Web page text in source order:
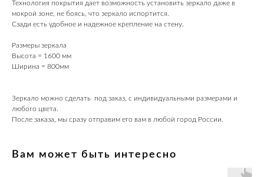
Технология покрытия дает возможность установить зеркало даже в
мокрой зоне, не боясь, что зеркало испортится.
Сзади есть удобное и надежное крепление на стену.
Размеры зеркала
Высота = 1600 мм
Ширина = 800мм
Зеркало можно сделать под заказ, с индивидуальными размерами и
любого цвета.
После заказа, мы сразу отправим его вам в любой город России.
Вам может быть интересно